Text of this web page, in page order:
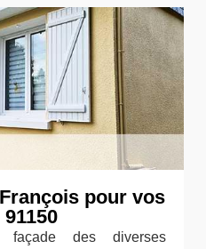
pour vos
façade des diverses